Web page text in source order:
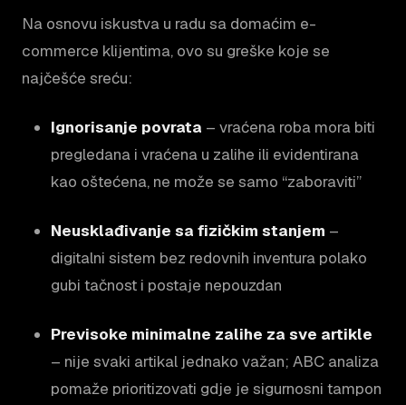
Na osnovu iskustva u radu sa domaćim e-
commerce klijentima, ovo su greške koje se
najčešće sreću:
Ignorisanje povrata – vraćena roba mora biti
pregledana i vraćena u zalihe ili evidentirana
kao oštećena, ne može se samo “zaboraviti”
Neusklađivanje sa fizičkim stanjem –
digitalni sistem bez redovnih inventura polako
gubi tačnost i postaje nepouzdan
Previsoke minimalne zalihe za sve artikle
– nije svaki artikal jednako važan; ABC analiza
pomaže prioritizovati gdje je sigurnosni tampon